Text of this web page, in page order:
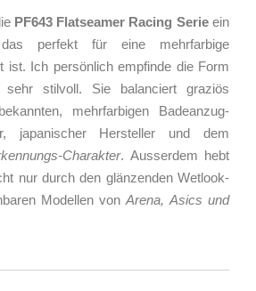
PF643 Flatseamer Racing Serieein
perfekt für eine mehrfarbige
ist. Ich persönlich empfinde die Form
sehr stilvoll. Sie balanciert graziös
mehrfarbigen Badeanzug-
japanischer Hersteller und dem
Charakter. Ausserdem hebt
nur durch den glänzenden Wetlook-
Modellen vonArena, Asics und